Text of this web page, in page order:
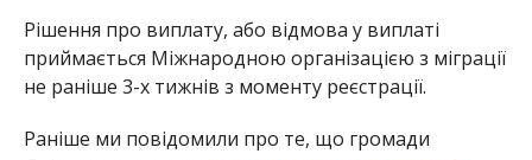
безкоштовно скористатися послугами,щоб
виїхати у безпечне місце. Стало відомо, коли у
Нікополі починаєтьсявидача гуманітарної